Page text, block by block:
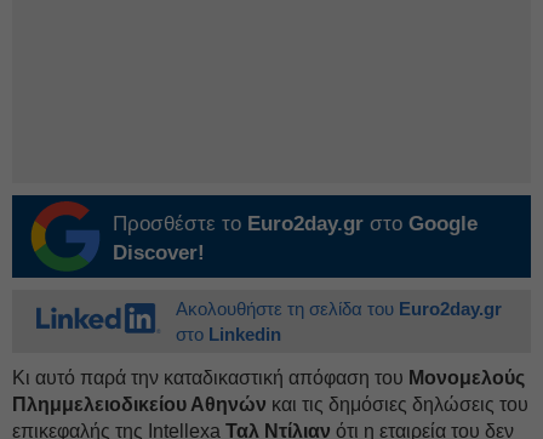
Προσθέστε το Euro2day.gr στο Google
Discover!
Ακολουθήστε τη σελίδα του Euro2day.gr
στο Linkedin
Κι αυτό παρά την καταδικαστική απόφαση του Μονομελούς
Πλημμελειοδικείου Αθηνών και τις δημόσιες δηλώσεις του
επικεφαλής της Intellexa Ταλ Ντίλιαν ότι η εταιρεία του δεν